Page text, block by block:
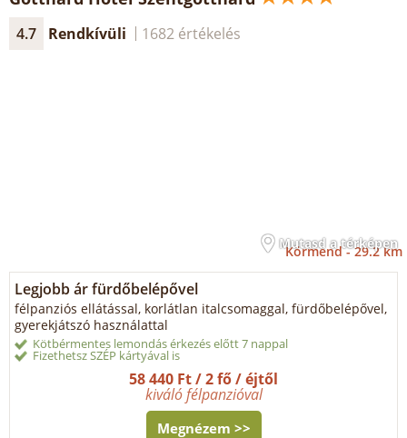
4.7 Rendkívüli 1682 értékelés
Mutasd a térképen
Körmend -29.2 km
Legjobb ár fürdőbelépővel
félpanziós ellátással, korlátlan italcsomaggal, fürdőbelépővel,
gyerekjátszó használattal
Kötbérmentes lemondás érkezés előtt 7 nappal
Fizethetsz SZÉP kártyával is
58 440 Ft / 2 fő / éjtől
kiváló félpanzióval
Megnézem >>